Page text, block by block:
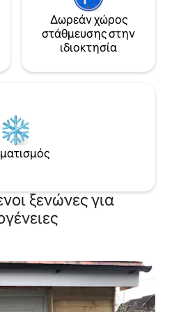
Δωρεάν χώρος
στάθμευσης στην
ιδιοκτησία
ξενώνες για